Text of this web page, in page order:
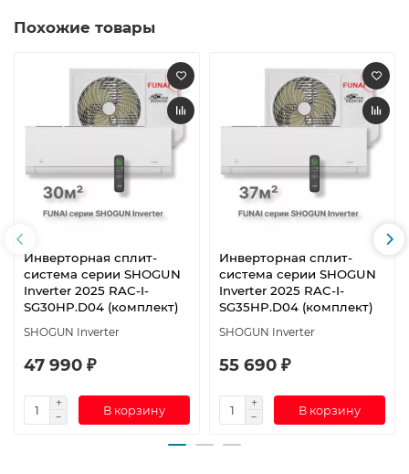
Похожие товары
Инверторная сплит-
система серии SHOGUN
Inverter 2025 RAC-I-
SG30HP.D04 (комплект)
SHOGUN Inverter
47 990 ₽
В корзину
Инверторная сплит-
система серии SHOGUN
Inverter 2025 RAC-I-
SG35HP.D04 (комплект)
SHOGUN Inverter
55 690 ₽
В корзину